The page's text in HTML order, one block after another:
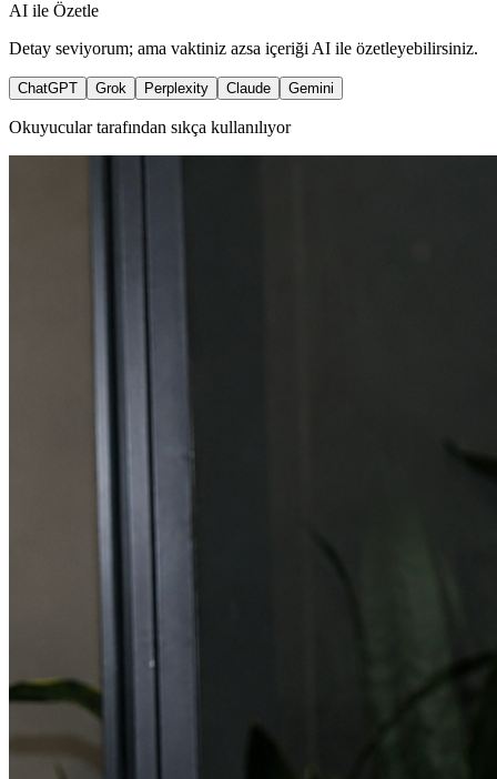
AI ile Özetle
Detay seviyorum; ama vaktiniz azsa içeriği AI ile özetleyebilirsiniz.
ChatGPT Grok Perplexity Claude Gemini
Okuyucular tarafından sıkça kullanılıyor